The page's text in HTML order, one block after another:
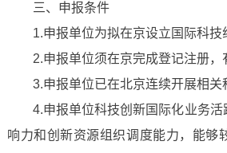
三、申报条件
1.申报单位为拟在京设立国际科技
2.申报单位须在京完成登记注册，
3.申报单位已在北京连续开展相关
4.申报单位科技创新国际化业务活
响力和创新资源组织调度能力，能够